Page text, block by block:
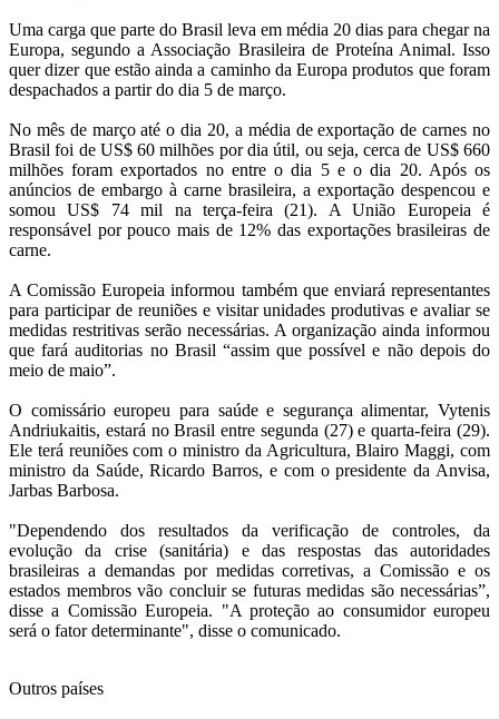
Uma carga que parte do Brasil leva em média 20 dias para chegar na
Europa, segundo a Associação Brasileira de Proteína Animal. Isso
quer dizer que estão ainda a caminho da Europa produtos que foram
despachados a partir do dia 5 de março.
No mês de março até o dia 20, a média de exportação de carnes no
Brasil foi de US$ 60 milhões por dia útil, ou seja, cerca de US$ 660
milhões foram exportados no entre o dia 5 e o dia 20. Após os
anúncios de embargo à carne brasileira, a exportação despencou e
somou US$ 74 mil na terça-feira (21). A União Europeia é
responsável por pouco mais de 12% das exportações brasileiras de
carne.
A Comissão Europeia informou também que enviará representantes
para participar de reuniões e visitar unidades produtivas e avaliar se
medidas restritivas serão necessárias. A organização ainda informou
que fará auditorias no Brasil “assim que possível e não depois do
meio de maio”.
O comissário europeu para saúde e segurança alimentar, Vytenis
Andriukaitis, estará no Brasil entre segunda (27) e quarta-feira (29).
Ele terá reuniões com o ministro da Agricultura, Blairo Maggi, com
ministro da Saúde, Ricardo Barros, e com o presidente da Anvisa,
Jarbas Barbosa.
"Dependendo dos resultados da verificação de controles, da
evolução da crise (sanitária) e das respostas das autoridades
brasileiras a demandas por medidas corretivas, a Comissão e os
estados membros vão concluir se futuras medidas são necessárias”,
disse a Comissão Europeia. "A proteção ao consumidor europeu
será o fator determinante", disse o comunicado.
Outros países